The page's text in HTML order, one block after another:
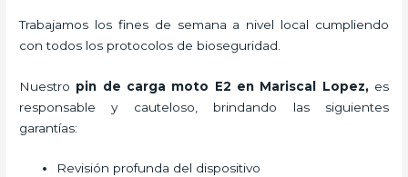
Trabajamos los fines de semana a nivel local cumpliendo
con todos los protocolos de bioseguridad.
Nuestro pin de carga moto E2 en Mariscal Lopez, es
responsable y cauteloso, brindando las siguientes
garantías:
Revisión profunda del dispositivo